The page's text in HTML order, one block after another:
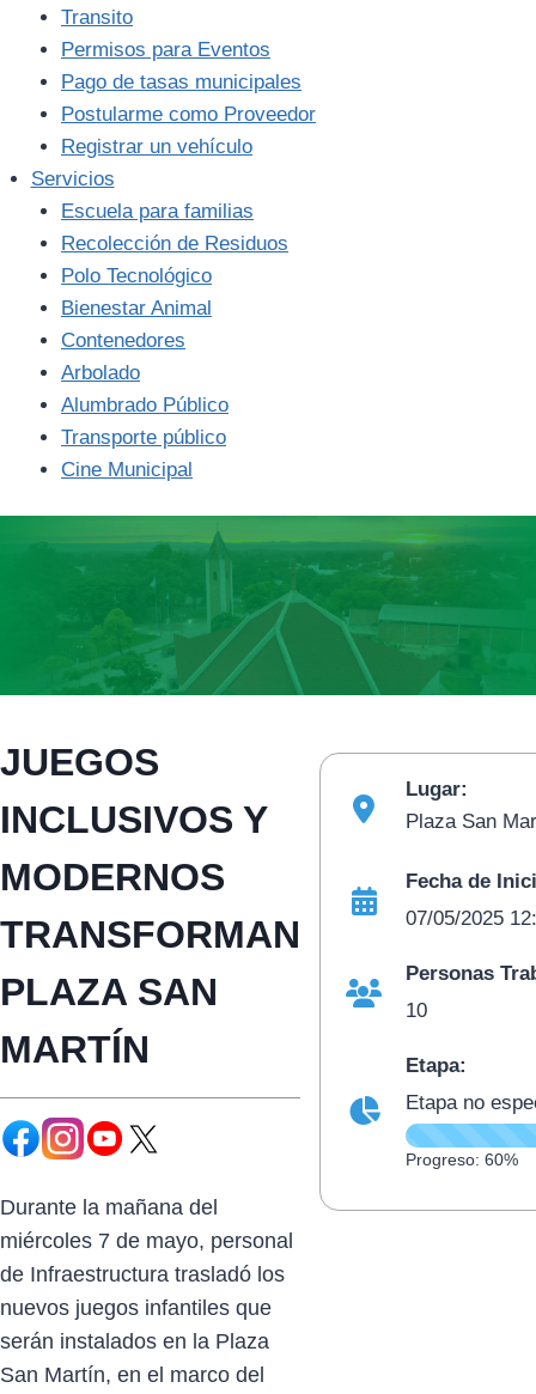
Transito
Permisos para Eventos
Pago de tasas municipales
Postularme como Proveedor
Registrar un vehículo
Servicios
Escuela para familias
Recolección de Residuos
Polo Tecnológico
Bienestar Animal
Contenedores
Arbolado
Alumbrado Público
Transporte público
Cine Municipal
JUEGOS
INCLUSIVOS Y
MODERNOS
TRANSFORMAN
PLAZA SAN
MARTÍN
Durante la mañana del
miércoles 7 de mayo, personal
de Infraestructura trasladó los
nuevos juegos infantiles que
serán instalados en la Plaza
San Martín, en el marco del
Lugar:
Plaza San
Fecha de
07/05/2025
Personas
10
Etapa:
Etapa no
Progreso: 60%